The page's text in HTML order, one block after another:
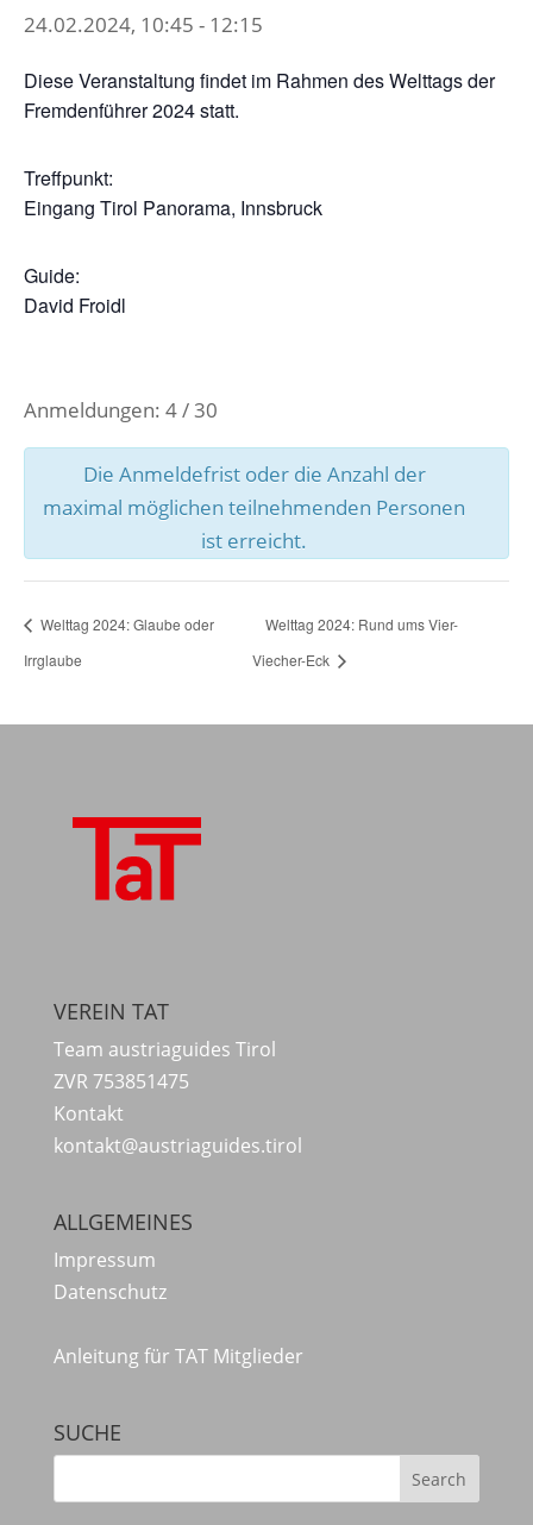
24.02.2024, 10:45 - 12:15
Diese Veranstaltung findet im Rahmen des Welttags der
Fremdenführer 2024 statt.
Treffpunkt:
Eingang Tirol Panorama, Innsbruck
Guide:
David Froidl
Anmeldungen: 4 / 30
Die Anmeldefrist oder die Anzahl der
maximal möglichen teilnehmenden Personen
ist erreicht.
Welttag 2024: Glaube oder
Irrglaube
Welttag 2024: Rund ums Vier-
Viecher-Eck
VEREIN TAT
Team austriaguides Tirol
ZVR 753851475
Kontakt
kontakt@austriaguides.tirol
ALLGEMEINES
Impressum
Datenschutz
Anleitung für TAT Mitglieder
SUCHE